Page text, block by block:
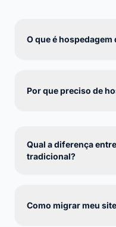
O que é hospedagem
Por que preciso de
Qual a diferença
tradicional?
Como migrar meu